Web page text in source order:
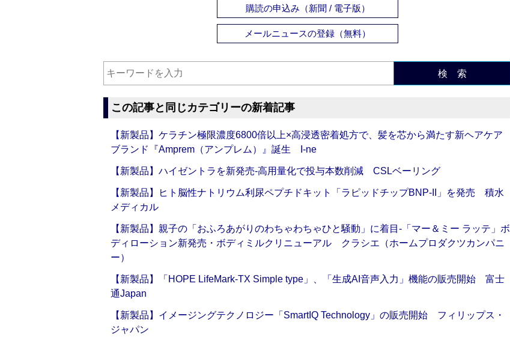
購読の申込み（新聞 / 電子版）
メールニュースの登録（無料）
検 索
この記事と同じカテゴリーの新着記事
【新製品】ケラチン極限濃度6800倍以上×高浸透密着処方で、髪を芯から満たす新ヘアケア
ブランド『Amprem（アンプレム）』誕生 I-ne
【新製品】ハイゼントラを新発売‐高用量化で投与本数削減 CSLベーリング
【新製品】ヒト脳性ナトリウム利尿ペプチドキット「ラピッドチップBNP-II」を発売 積水
メディカル
【新製品】親子の「おふろあがりのわちゃわちゃひと騒動」に着目‐「マー＆ミー ラッテ」ボ
ディローション新発売・ボディミルクリニューアル クラシエ（ホームプロダクツカンパニ
ー）
【新製品】「HOPE LifeMark-TX Simple type」、「生成AI音声入力」機能の販売開始 富士
通Japan
【新製品】イメージングテクノロジー「SmartIQ Technology」の販売開始 フィリップス・
ジャパン